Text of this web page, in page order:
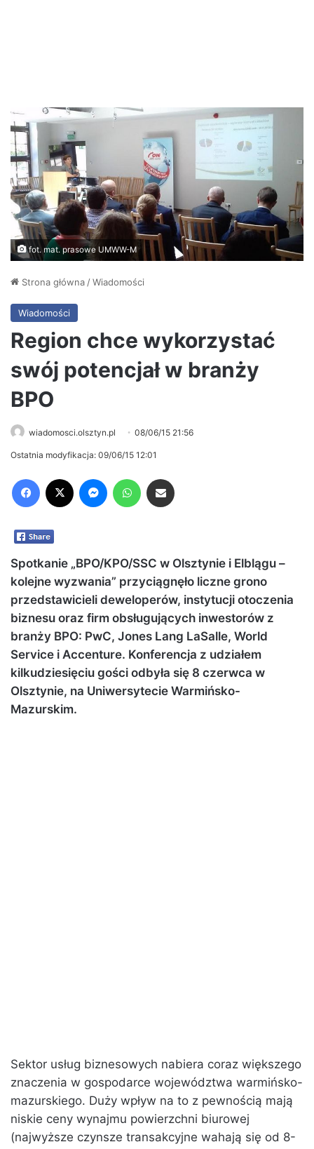
fot. mat. prasowe UMWW-M
Strona główna /Wiadomości
Wiadomości
Region chce wykorzystać
swój potencjał w branży
BPO
wiadomosci.olsztyn.pl 08/06/15 21:56
Ostatnia modyfikacja: 09/06/15 12:01
Spotkanie „BPO/KPO/SSC w Olsztynie i Elblągu –
kolejne wyzwania” przyciągnęło liczne grono
przedstawicieli deweloperów, instytucji otoczenia
biznesu oraz firm obsługujących inwestorów z
branży BPO: PwC, Jones Lang LaSalle, World
Service i Accenture. Konferencja z udziałem
kilkudziesięciu gości odbyła się 8 czerwca w
Olsztynie, na Uniwersytecie Warmińsko-
Mazurskim.
Sektor usług biznesowych nabiera coraz większego
znaczenia w gospodarce województwa warmińsko-
mazurskiego. Duży wpływ na to z pewnością mają
niskie ceny wynajmu powierzchni biurowej
(najwyższe czynsze transakcyjne wahają się od 8-